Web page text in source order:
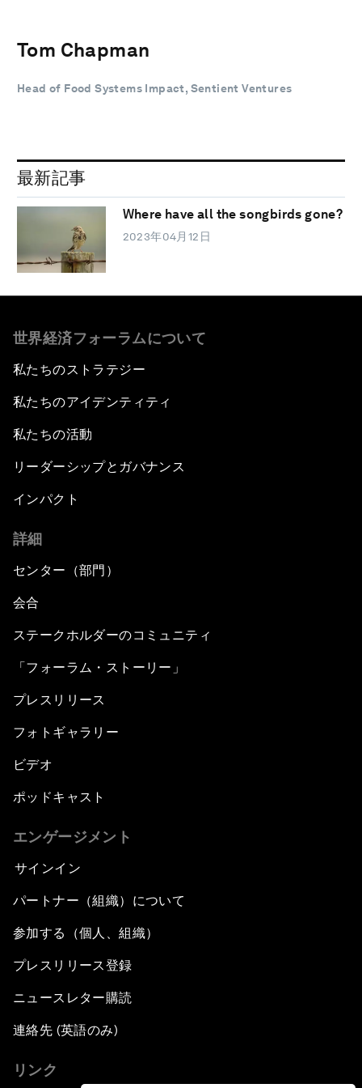
Tom Chapman
Head of Food Systems Impact, Sentient Ventures
最新記事
Where have all the songbirds gone?
2023年04月12日
世界経済フォーラムについて
私たちのストラテジー
私たちのアイデンティティ
私たちの活動
リーダーシップとガバナンス
インパクト
詳細
センター（部門）
会合
ステークホルダーのコミュニティ
「フォーラム・ストーリー」
プレスリリース
フォトギャラリー
ビデオ
ポッドキャスト
エンゲージメント
サインイン
パートナー（組織）について
参加する（個人、組織）
プレスリリース登録
ニュースレター購読
連絡先 (英語のみ)
リンク